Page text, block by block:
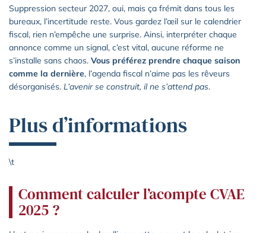
Suppression secteur 2027, oui, mais ça frémit dans tous les
bureaux, l’incertitude reste. Vous gardez l’œil sur le calendrier
fiscal, rien n’empêche une surprise. Ainsi, interpréter chaque
annonce comme un signal, c’est vital, aucune réforme ne
s’installe sans chaos. Vous préférez prendre chaque saison
comme la dernière, l’agenda fiscal n’aime pas les rêveurs
désorganisés. L’avenir se construit, il ne s’attend pas.
Plus d’informations
\t
Comment calculer l’acompte CVAE
2025 ?